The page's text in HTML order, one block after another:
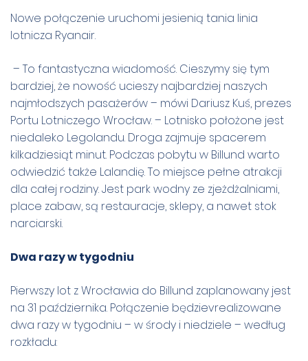
Nowe połączenie uruchomi jesienią tania linia
lotnicza Ryanair.
– To fantastyczna wiadomość. Cieszymy się tym
bardziej, że nowość ucieszy najbardziej naszych
najmłodszych pasażerów – mówi Dariusz Kuś, prezes
Portu Lotniczego Wrocław. – Lotnisko położone jest
niedaleko Legolandu. Droga zajmuje spacerem
kilkadziesiąt minut. Podczas pobytu w Billund warto
odwiedzić także Lalandię. To miejsce pełne atrakcji
dla całej rodziny. Jest park wodny ze zjeżdżalniami,
place zabaw, są restauracje, sklepy, a nawet stok
narciarski.
Dwa razy w tygodniu
Pierwszy lot z Wrocławia do Billund zaplanowany jest
na 31 października. Połączenie będzievrealizowane
dwa razy w tygodniu – w środy i niedziele – według
rozkładu: